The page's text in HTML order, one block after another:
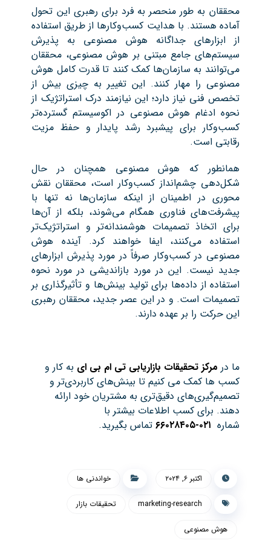
محققان به طور منحصر به فرد برای رهبری این تحول
آماده هستند. با هدایت کسب‌وکارها از طریق استفاده
از ابزارهای جداگانه هوش مصنوعی به پذیرش
سیستم‌های جامع مبتنی بر هوش مصنوعی، محققان
می‌توانند به سازمان‌ها کمک کنند تا قدرت کامل هوش
مصنوعی را مهار کنند. این تغییر به چیزی بیش از
تخصص فنی نیاز دارد؛ این نیازمند درک استراتژیک از
نحوه ادغام هوش مصنوعی در اکوسیستم گسترده‌تر
کسب‌وکار برای پیشبرد رشد پایدار و حفظ مزیت
رقابتی است.
همانطور که هوش مصنوعی همچنان در حال
شکل‌دهی چشم‌انداز کسب‌وکار است، محققان نقش
محوری در اطمینان از اینکه سازمان‌ها نه تنها با
پیشرفت‌های فناوری همگام می‌شوند، بلکه از آن‌ها
برای اتخاذ تصمیمات هوشمندانه‌تر و استراتژیک‌تر
استفاده می‌کنند، ایفا خواهند کرد. آینده هوش
مصنوعی در کسب‌وکار صرفاً در مورد پذیرش ابزارهای
جدید نیست. این در مورد بازاندیشی در مورد نحوه
استفاده از داده‌ها برای تولید بینش‌ها و تأثیرگذاری بر
تصمیمات است. و در این عصر جدید، محققان رهبری
این حرکت را بر عهده دارند.
ما در مرکز تحقیقات بازاریابی تی ام بی ای به کار و
کسب ها کمک می کنیم تا بینش‌های کاربردی‌تر و
تصمیم‌گیری‌های دقیق‌تری به مشتریان خود ارائه
دهند. برای کسب اطلاعات بیشتر با
شماره ۰۲۱-۶۶۰۲۸۴۰۵ تماس بگیرید.
اکتبر ۶, ۲۰۲۴ خواندنی ها
marketing-research تحقیقات بازار
هوش مصنوعی